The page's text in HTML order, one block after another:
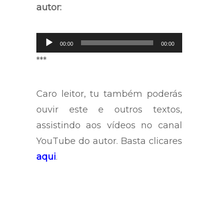
autor:
Tocador
áudio
00:00 00:00
***
Caro leitor, tu também poderás
ouvir este e outros textos,
assistindo aos vídeos no canal
YouTube do autor. Basta clicares
aqui.